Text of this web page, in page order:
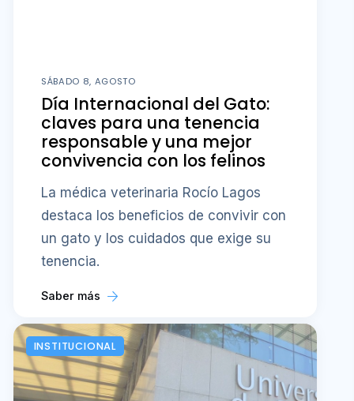
SÁBADO 8, AGOSTO
Día Internacional del Gato:
claves para una tenencia
responsable y una mejor
convivencia con los felinos
La médica veterinaria Rocío Lagos
destaca los beneficios de convivir con
un gato y los cuidados que exige su
tenencia.
Saber más
INSTITUCIONAL